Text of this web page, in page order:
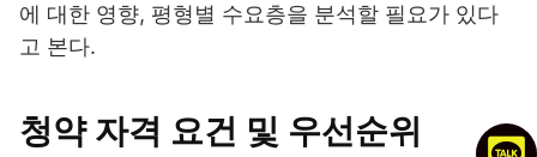
에 대한 영향, 평형별 수요층을 분석할 필요가 있다
고 본다.
청약 자격 요건 및 우선순위